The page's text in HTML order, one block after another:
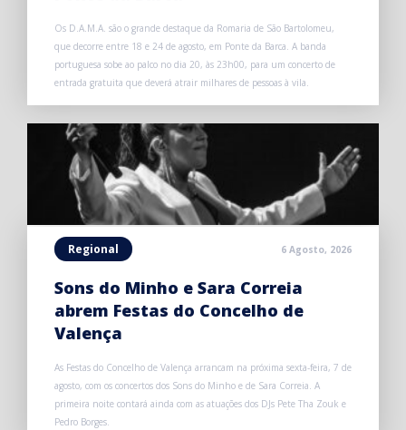
Os D.A.M.A. são o grande destaque da Romaria de São Bartolomeu,
que decorre entre 18 e 24 de agosto, em Ponte da Barca. A banda
portuguesa sobe ao palco no dia 20, às 23h00, para um concerto de
entrada gratuita que deverá atrair milhares de pessoas à vila.
Regional 6 Agosto, 2026
Sons do Minho e Sara Correia
abrem Festas do Concelho de
Valença
As Festas do Concelho de Valença arrancam na próxima sexta-feira, 7 de
agosto, com os concertos dos Sons do Minho e de Sara Correia. A
primeira noite contará ainda com as atuações dos DJs Pete Tha Zouk e
Pedro Borges.